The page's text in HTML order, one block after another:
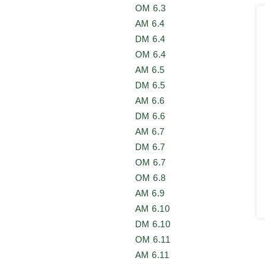
OM 6.3
AM 6.4
DM 6.4
OM 6.4
AM 6.5
DM 6.5
AM 6.6
DM 6.6
AM 6.7
DM 6.7
OM 6.7
OM 6.8
AM 6.9
AM 6.10
DM 6.10
OM 6.11
AM 6.11